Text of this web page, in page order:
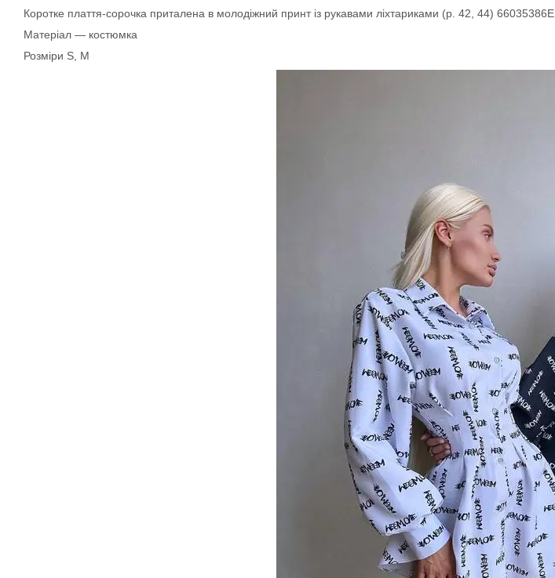
Коротке плаття-сорочка приталена в молодіжний принт із рукавами ліхтариками (р. 42, 44) 66035386Е
Матеріал — костюмка
Розміри S, M